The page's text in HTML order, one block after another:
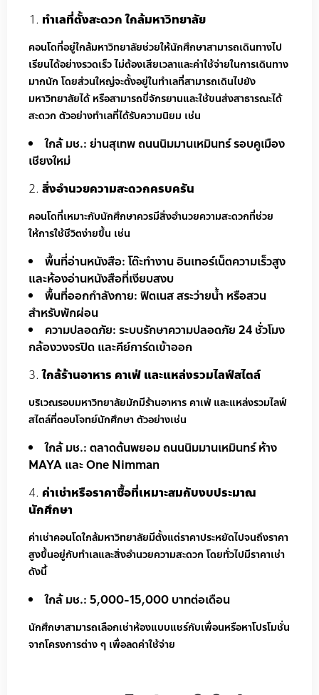
ทำเลที่ตั้งสะดวก ใกล้มหาวิทยาลัย
คอนโดที่อยู่ใกล้มหาวิทยาลัยช่วยให้นักศึกษาสามารถเดินทางไป
เรียนได้อย่างรวดเร็ว ไม่ต้องเสียเวลาและค่าใช้จ่ายในการเดินทาง
มากนัก โดยส่วนใหญ่จะตั้งอยู่ในทำเลที่สามารถเดินไปยัง
มหาวิทยาลัยได้ หรือสามารถขี่จักรยานและใช้ขนส่งสาธารณะได้
สะดวก ตัวอย่างทำเลที่ได้รับความนิยม เช่น
ใกล้ มช.: ย่านสุเทพ ถนนนิมมานเหมินทร์ รอบคูเมือง
เชียงใหม่
สิ่งอำนวยความสะดวกครบครัน
คอนโดที่เหมาะกับนักศึกษาควรมีสิ่งอำนวยความสะดวกที่ช่วย
ให้การใช้ชีวิตง่ายขึ้น เช่น
พื้นที่อ่านหนังสือ: โต๊ะทำงาน อินเทอร์เน็ตความเร็วสูง
และห้องอ่านหนังสือที่เงียบสงบ
พื้นที่ออกกำลังกาย: ฟิตเนส สระว่ายน้ำ หรือสวน
สำหรับพักผ่อน
ความปลอดภัย: ระบบรักษาความปลอดภัย 24 ชั่วโมง
กล้องวงจรปิด และคีย์การ์ดเข้าออก
ใกล้ร้านอาหาร คาเฟ่ และแหล่งรวมไลฟ์สไตล์
บริเวณรอบมหาวิทยาลัยมักมีร้านอาหาร คาเฟ่ และแหล่งรวมไลฟ์
สไตล์ที่ตอบโจทย์นักศึกษา ตัวอย่างเช่น
ใกล้ มช.: ตลาดต้นพยอม ถนนนิมมานเหมินทร์ ห้าง
MAYA และ One Nimman
ค่าเช่าหรือราคาซื้อที่เหมาะสมกับงบประมาณ
นักศึกษา
ค่าเช่าคอนโดใกล้มหาวิทยาลัยมีตั้งแต่ราคาประหยัดไปจนถึงราคา
สูงขึ้นอยู่กับทำเลและสิ่งอำนวยความสะดวก โดยทั่วไปมีราคาเช่า
ดังนี้
ใกล้ มช.: 5,000-15,000 บาทต่อเดือน
นักศึกษาสามารถเลือกเช่าห้องแบบแชร์กับเพื่อนหรือหาโปรโมชั่น
จากโครงการต่าง ๆ เพื่อลดค่าใช้จ่าย